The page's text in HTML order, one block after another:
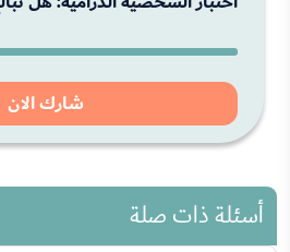
شارك الان
أسئلة ذات صلة